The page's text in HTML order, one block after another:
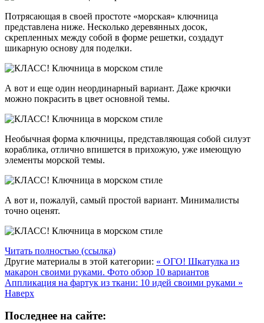
Потрясающая в своей простоте «морская» ключница
представлена ниже. Несколько деревянных досок,
скрепленных между собой в форме решетки, создадут
шикарную основу для поделки.
А вот и еще один неординарный вариант. Даже крючки
можно покрасить в цвет основной темы.
Необычная форма ключницы, представляющая собой силуэт
кораблика, отлично впишется в прихожую, уже имеющую
элементы морской темы.
А вот и, пожалуй, самый простой вариант. Минималисты
точно оценят.
Читать полностью (ссылка)
Другие материалы в этой категории: « ОГО! Шкатулка из
макарон своими руками. Фото обзор 10 вариантов
Аппликация на фартук из ткани: 10 идей своими руками »
Наверх
Последнее на сайте: